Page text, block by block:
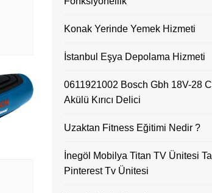
Konak Yerinde Yemek Hizmeti
İstanbul Eşya Depolama Hizmeti
0611921002 Bosch Gbh 18V-28
Akülü Kırıcı Delici
Uzaktan Fitness Eğitimi Nedir ?
İnegöl Mobilya Titan TV Ünitesi
Pinterest Tv Ünitesi